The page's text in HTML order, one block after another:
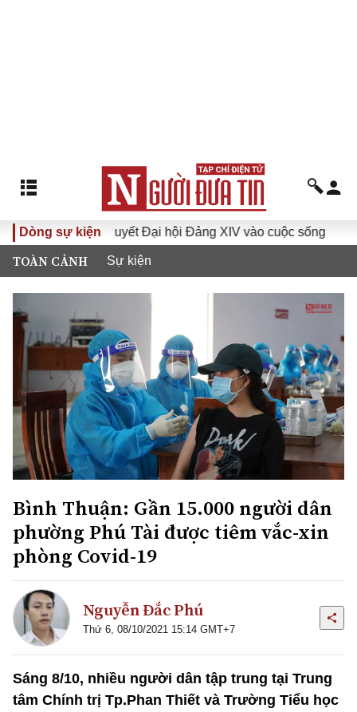
Dòng sự kiện
quyết Đại hội Đảng XIV vào cuộc sống Hướng tới
TOÀN CẢNH Sự kiện
Bình Thuận: Gần 15.000 người dân
phường Phú Tài được tiêm vắc-xin
phòng Covid-19
Nguyễn Đắc Phú
Thứ 6, 08/10/2021 15:14 GMT+7
Sáng 8/10, nhiều người dân tập trung tại Trung
tâm Chính trị Tp.Phan Thiết và Trường Tiểu học